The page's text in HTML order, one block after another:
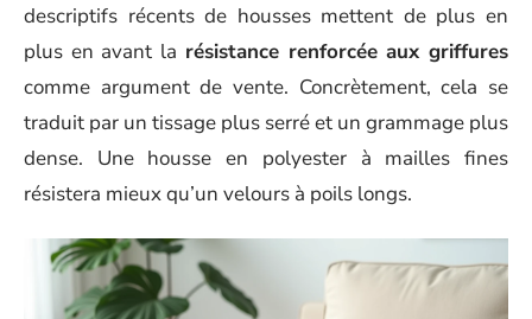
descriptifs récents de housses mettent de plus en
plus en avant la résistance renforcée aux griffures
comme argument de vente. Concrètement, cela se
traduit par un tissage plus serré et un grammage plus
dense. Une housse en polyester à mailles fines
résistera mieux qu’un velours à poils longs.